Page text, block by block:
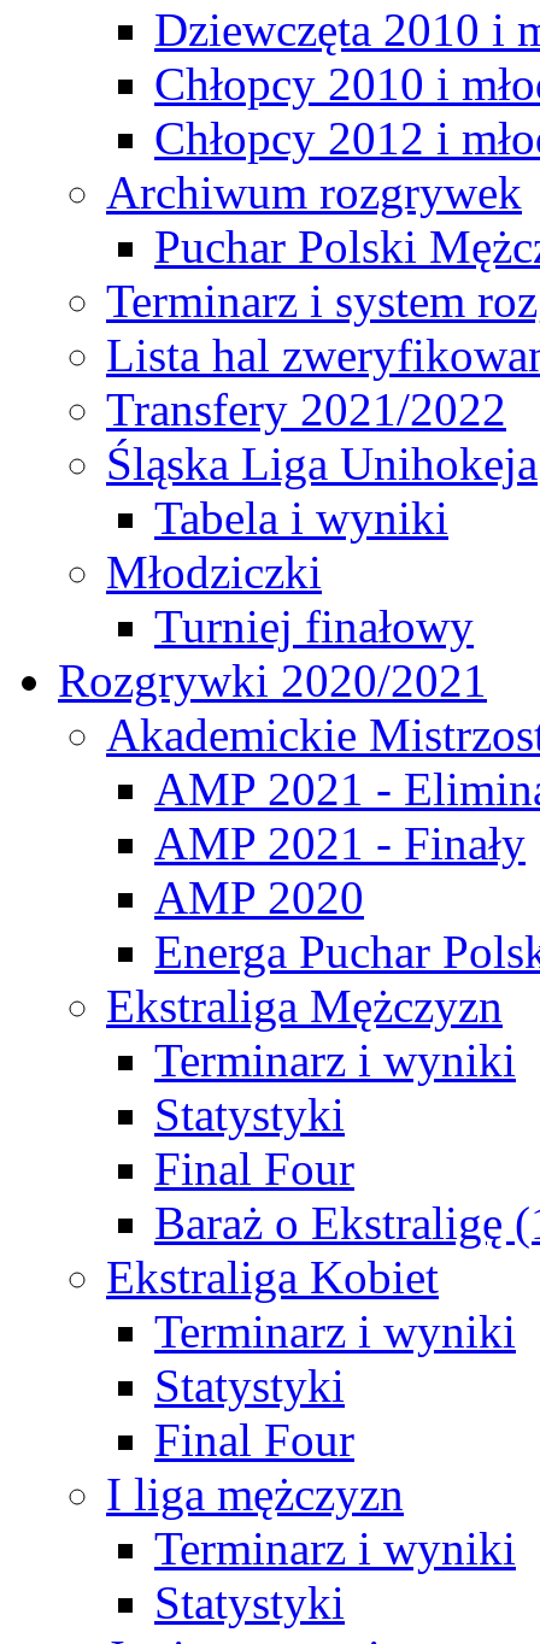
Dziewczęta 2010 i
Chłopcy 2010 i
Chłopcy 2012 i
Archiwum rozgrywek
Puchar Polski
Terminarz i system
Lista hal
Transfery 2021/2022
Śląska Liga Unihokeja
Tabela i wyniki
Młodziczki
Turniej finałowy
Rozgrywki 2020/2021
Akademickie
AMP 2021 -
AMP 2021 - Finały
AMP 2020
Energa Puchar
Ekstraliga Mężczyzn
Terminarz i wyniki
Statystyki
Final Four
Baraż o Ekstraligę
Ekstraliga Kobiet
Terminarz i wyniki
Statystyki
Final Four
I liga mężczyzn
Terminarz i wyniki
Statystyki